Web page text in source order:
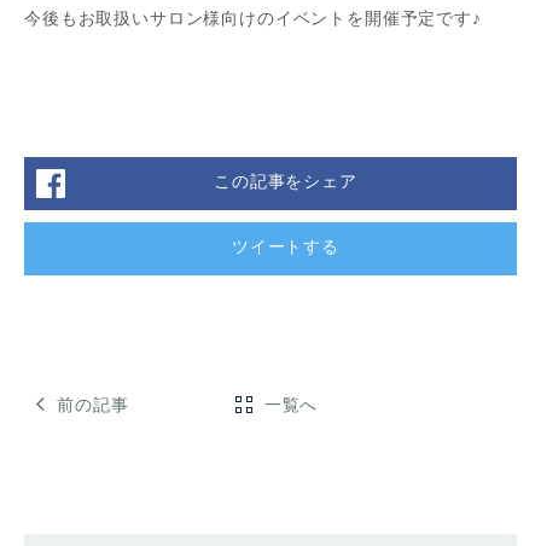
今後もお取扱いサロン様向けのイベントを開催予定です♪
この記事をシェア
ツイートする
前の記事 一覧へ